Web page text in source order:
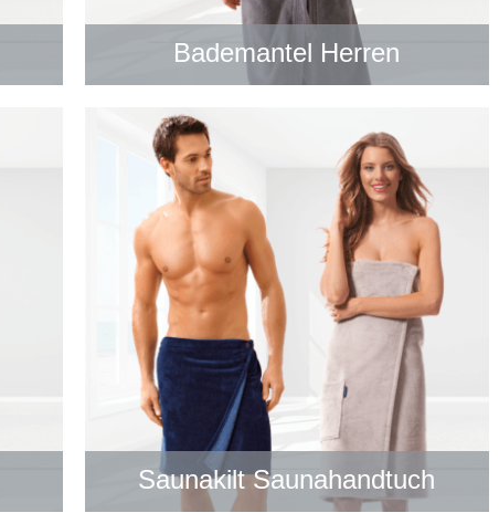
Bademantel Herren
Saunakilt Saunahandtuch